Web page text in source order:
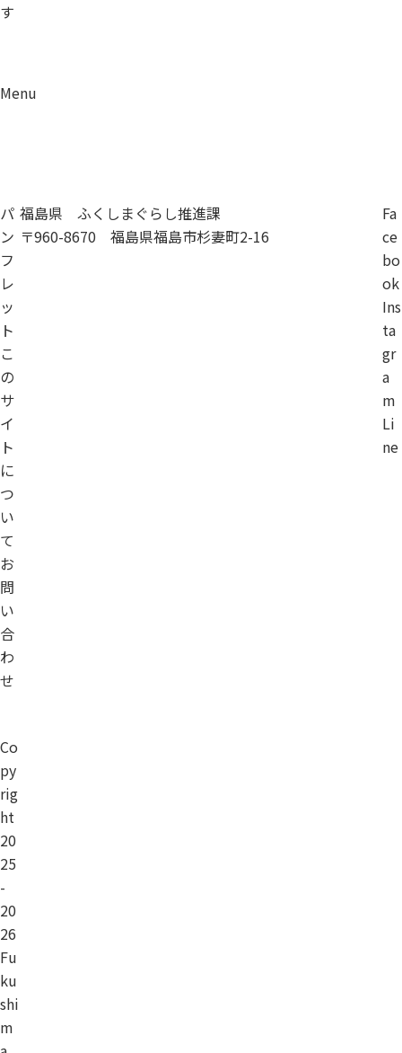
す
Menu
パ
ン
フ
レ
ッ
ト
こ
の
サ
イ
ト
に
つ
い
て
お
問
い
合
わ
せ
福島県 ふくしまぐらし推進課
〒960-8670 福島県福島市杉妻町2-16
Fa
ce
bo
ok
Ins
ta
gr
a
m
Li
ne
Co
py
rig
ht
20
25
-
20
26
Fu
ku
shi
m